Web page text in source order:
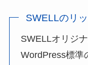
SWELLのリ
SWELLオリジ
WordPress標準